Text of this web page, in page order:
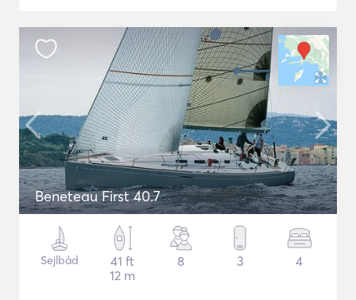
Beneteau First 40.7
Sejlbåd
41 ft
12 m
8 3 4